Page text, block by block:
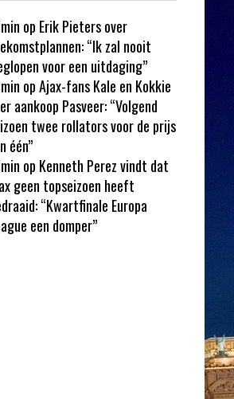
op Erik Pieters over
“Ik zal nooit
voor een uitdaging”
opAjax-fans Kale en Kokkie
aankoop Pasveer: “Volgend
twee rollators voor de prijs
één”
op Kenneth Perez vindt dat
geen topseizoen heeft
“Kwartfinale Europa
een domper”